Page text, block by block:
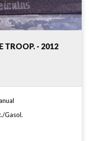
TROOP. - 2012
Gasol.